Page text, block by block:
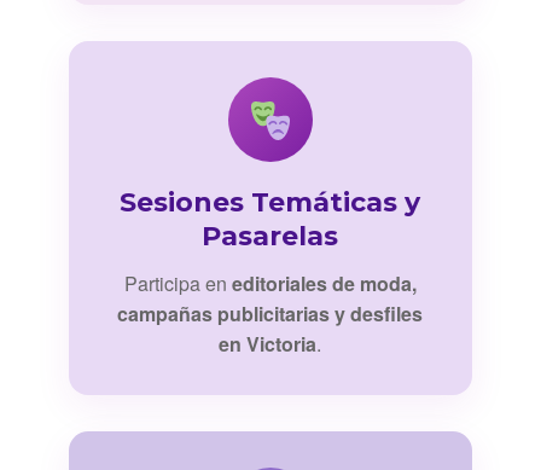
Sesiones Temáticas y
Pasarelas
Participa en editoriales de moda,
campañas publicitarias y desfiles
en Victoria.